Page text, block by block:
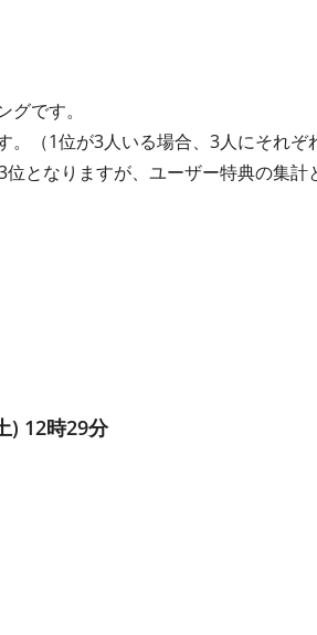
です。
（1位が3人いる場合、3人にそれぞ
となりますが、ユーザー特典の集計
) 12時29分